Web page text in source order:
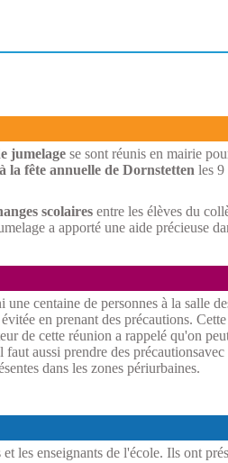
jumelage se sont réunis en mairie
la fête annuelle de Dornstetten les
scolaires entre les élèves du
a apporté une aide précieuse
une centaine de personnes à la salle
en prenant des précautions.
de cette réunion a rappelé qu'on
aussi prendre des
dans les zones périurbaines.
les enseignants de l'école. Ils ont